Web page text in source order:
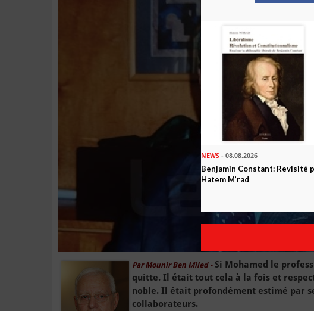
Par Mounir Ben Miled - Si Mohamed le
quitte. Il était tout cela à la fois et
noble. Il était profondément estimé par
collaborateurs.
NEWS - 08.08.2026
Benjamin Constant: Revisité
Hatem M’rad